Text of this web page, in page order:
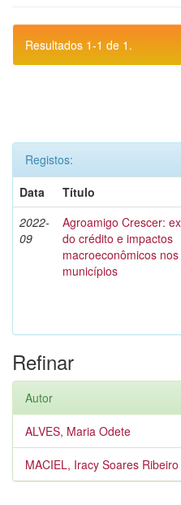
Resultados 1-1 de 1.
Registos:
Data
Título
2022-
09
Agroamigo Crescer:
do crédito e impactos
macroeconômicos nos
municípios
Refinar
Autor
ALVES, Maria Odete
MACIEL, Iracy Soares Ribeiro